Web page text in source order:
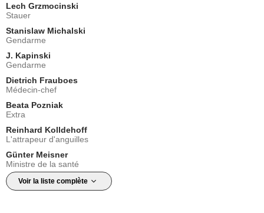
Lech Grzmocinski
Stauer
Stanislaw Michalski
Gendarme
J. Kapinski
Gendarme
Dietrich Frauboes
Médecin-chef
Beata Pozniak
Extra
Reinhard Kolldehoff
L'attrapeur d'anguilles
Günter Meisner
Ministre de la santé
Voir la liste complète